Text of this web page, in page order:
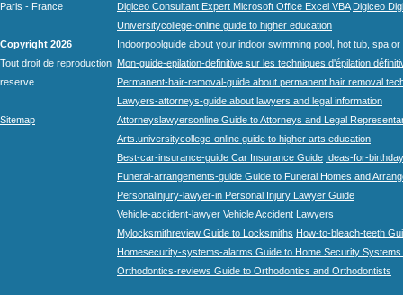
Paris - France
Copyright 2026
Tout droit de reproduction
reserve.
Sitemap
Digiceo Consultant Expert Microsoft Office Excel VBA Digiceo
Universitycollege-online guide to higher education
Indoorpoolguide about your indoor swimming pool, hot tub, spa
Mon-guide-epilation-definitive sur les techniques d'épilation
Permanent-hair-removal-guide about permanent hair removal
Lawyers-attorneys-guide about lawyers and legal information
Attorneyslawyersonline Guide to Attorneys and Legal
Arts.universitycollege-online guide to higher arts education
Best-car-insurance-guide Car Insurance Guide Ideas-for-
Funeral-arrangements-guide Guide to Funeral Homes and
Personalinjury-lawyer-in Personal Injury Lawyer Guide
Vehicle-accident-lawyer Vehicle Accident Lawyers
Mylocksmithreview Guide to Locksmiths How-to-bleach-teeth
Homesecurity-systems-alarms Guide to Home Security Systems
Orthodontics-reviews Guide to Orthodontics and Orthodontists